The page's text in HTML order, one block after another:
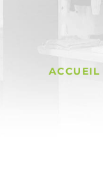
ACCUEIL